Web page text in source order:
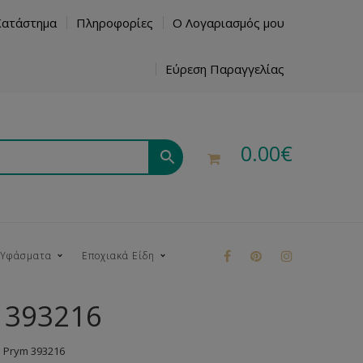
Πληροφορίες Ο Λογαριασμός μου
Εύρεση Παραγγελίας
0.00€
Εποχιακά Είδη
393216